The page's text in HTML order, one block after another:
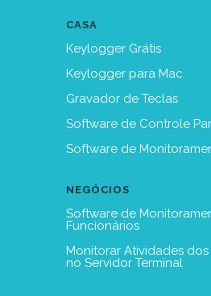
CASA
Keylogger Grátis
Keylogger para Mac
Gravador de Teclas
Software de Controle
Software de
NEGÓCIOS
Software de
Funcionários
Monitorar Atividades
no Servidor Terminal